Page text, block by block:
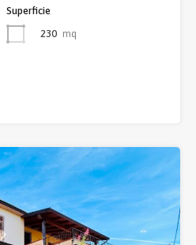
Superficie
230 mq